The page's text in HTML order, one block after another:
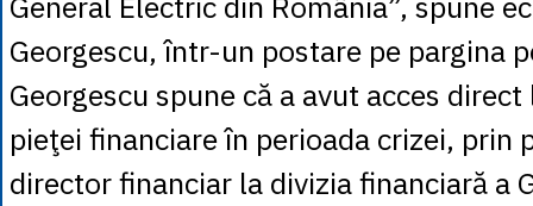
Georgescu, într-un postare pe pargina
Georgescu spune că a avut acces
pieţei financiare în perioada crizei, prin
director financiar la divizia financiară a